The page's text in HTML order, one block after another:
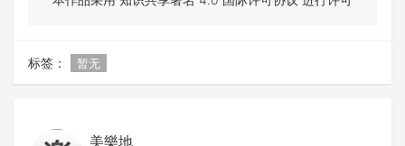
标签： 暂无
美樂地